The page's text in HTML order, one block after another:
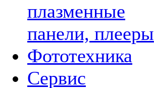
плазменные
панели, плееры
Фототехника
Сервис